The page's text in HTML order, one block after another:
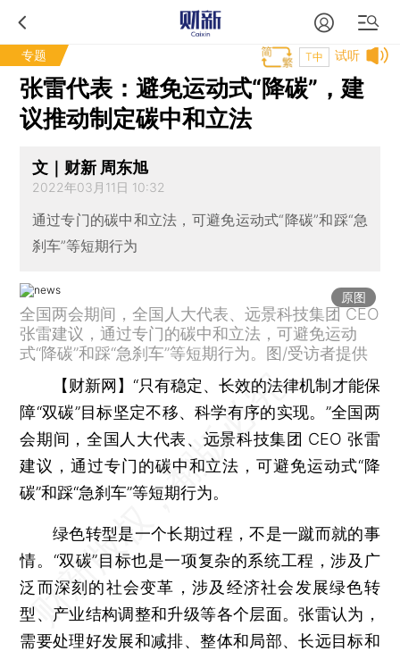
专题 试听
T中
张雷代表：避免运动式“降碳”，建
议推动制定碳中和立法
文｜财新 周东旭
2022年03月11日 10:32
通过专门的碳中和立法，可避免运动式“降碳”和踩“急
刹车”等短期行为
原图
全国两会期间，全国人大代表、远景科技集团 CEO
张雷建议，通过专门的碳中和立法，可避免运动
式“降碳”和踩“急刹车”等短期行为。图/受访者提供
【财新网】 “只有稳定、长效的法律机制才能保
障“双碳”目标坚定不移、科学有序的实现。”全国两
会期间，全国人大代表、远景科技集团 CEO 张雷
建议，通过专门的碳中和立法，可避免运动式“降
碳”和踩“急刹车”等短期行为。
绿色转型是一个长期过程，不是一蹴而就的事
情。“双碳”目标也是一项复杂的系统工程，涉及广
泛而深刻的社会变革，涉及经济社会发展绿色转
型、产业结构调整和升级等各个层面。张雷认为，
需要处理好发展和减排、整体和局部、长远目标和